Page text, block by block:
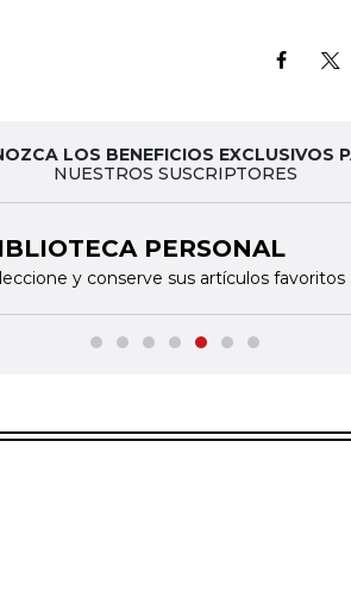
LOS BENEFICIOS EXCLUSIVOS
NUESTROS SUSCRIPTORES
PERSONAL
y conserve sus artículos favoritos